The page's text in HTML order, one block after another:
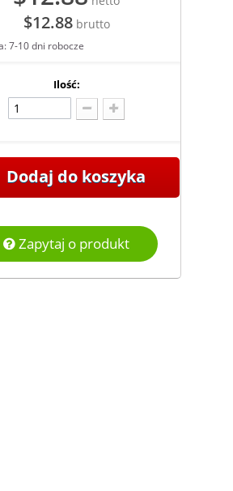
$12.88brutto
7-10 dni robocze
Ilość:
Dodaj do koszyka
Zapytaj o produkt